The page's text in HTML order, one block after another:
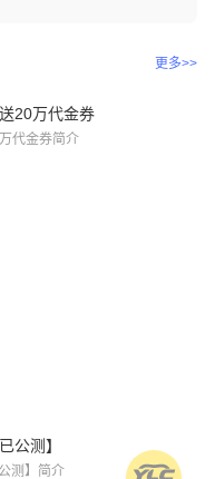
更多>>
20万代金券
代金券简介
公测】
测】简介